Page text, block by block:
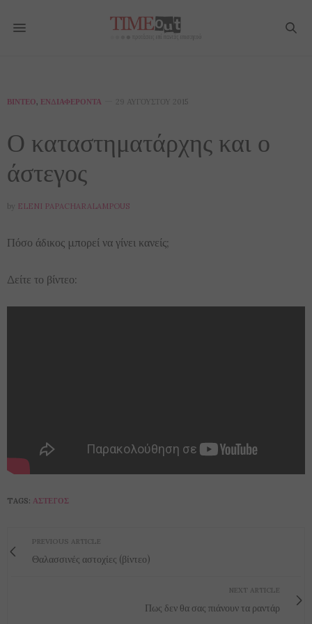
ΒΊΝΤΕΟ, ΕΝΔΙΑΦΈΡΟΝΤΑ 29 ΑΥΓΟΎΣΤΟΥ 2015
Ο καταστηματάρχης και ο
άστεγος
by ELENI PAPACHARALAMPOUS
Πόσο άδικος μπορεί να γίνει κανείς;
Δείτε το βίντεο:
TAGS: ΆΣΤΕΓΟΣ
PREVIOUS ARTICLE
Θαλασσινές αστοχίες (βίντεο)
NEXT ARTICLE
Πως δεν θα σας πιάνουν τα ραντάρ